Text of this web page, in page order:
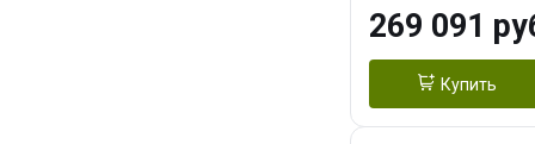
HDMI/ 1 ТБ
269 091
Купить